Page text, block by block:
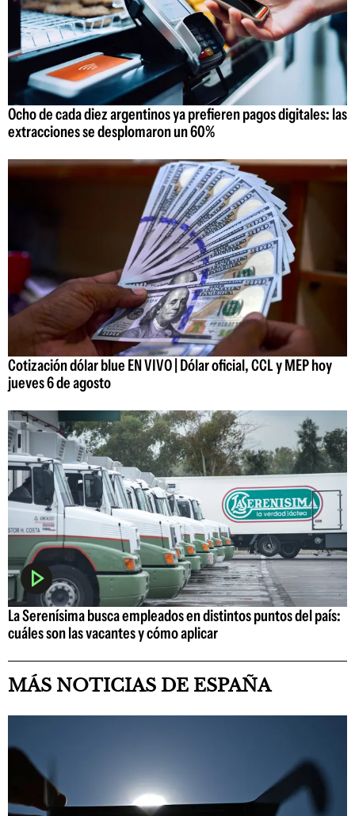
Ocho de cada diez argentinos ya prefieren pagos digitales: las
extracciones se desplomaron un 60%
Cotización dólar blue EN VIVO | Dólar oficial, CCL y MEP hoy
jueves 6 de agosto
La Serenísima busca empleados en distintos puntos del país:
cuáles son las vacantes y cómo aplicar
MÁS NOTICIAS DE ESPAÑA